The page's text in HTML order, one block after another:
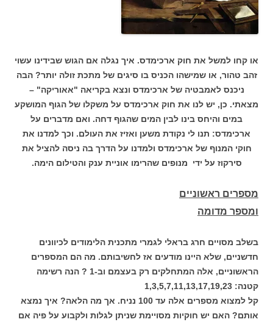
או קחו למשל את חוק ארכימדס. איך נגלה אם הגוש שבידינו עשוי
זהב טהור, או שמישהו הכניס בו סיגים של מתכת זולה יותר? הבה
ניכנס לאמבטיה של ארכימדס ונצא בקריאה "אאוריקה" –
מצאתי. כן, יש לנו את חוק ארכימדס על משקלו של הגוף המושקע
במים והיחס בינו לבין המים שהגוף דחה. ואם מדברים על
ארכימדס: תנו לי נקודת משען ואזיז את העולם. וכך למדנו את
חוקי המנוף של ארכימדס ולמדנו על הדרך בה ניסה להציל את
סירקוז על ידי מנופים שהרימו אוניית ענק והטילום הימה.
מספרים ראשוניים
ומספר מדומה
בשלב מסויים חרג בראלי לגמרי מתכנית הלימודים לכיוונים
חדשניים, שלא היינו מודעים אז לחשיבותם. מה הם המספרים
הראשוניים, אלה המתחלקים רק בעצמם וב-1 ? הנה רשימה
קטנה: 1,3,5,7,11,13,17,19,23
קל למצוא מספרים אלה עד 100 נניח. אך מה הלאה? איך נמצא
אותם? האם יש חוקיות מסויימת שניתן לגלות ולקבוע על פיה אם